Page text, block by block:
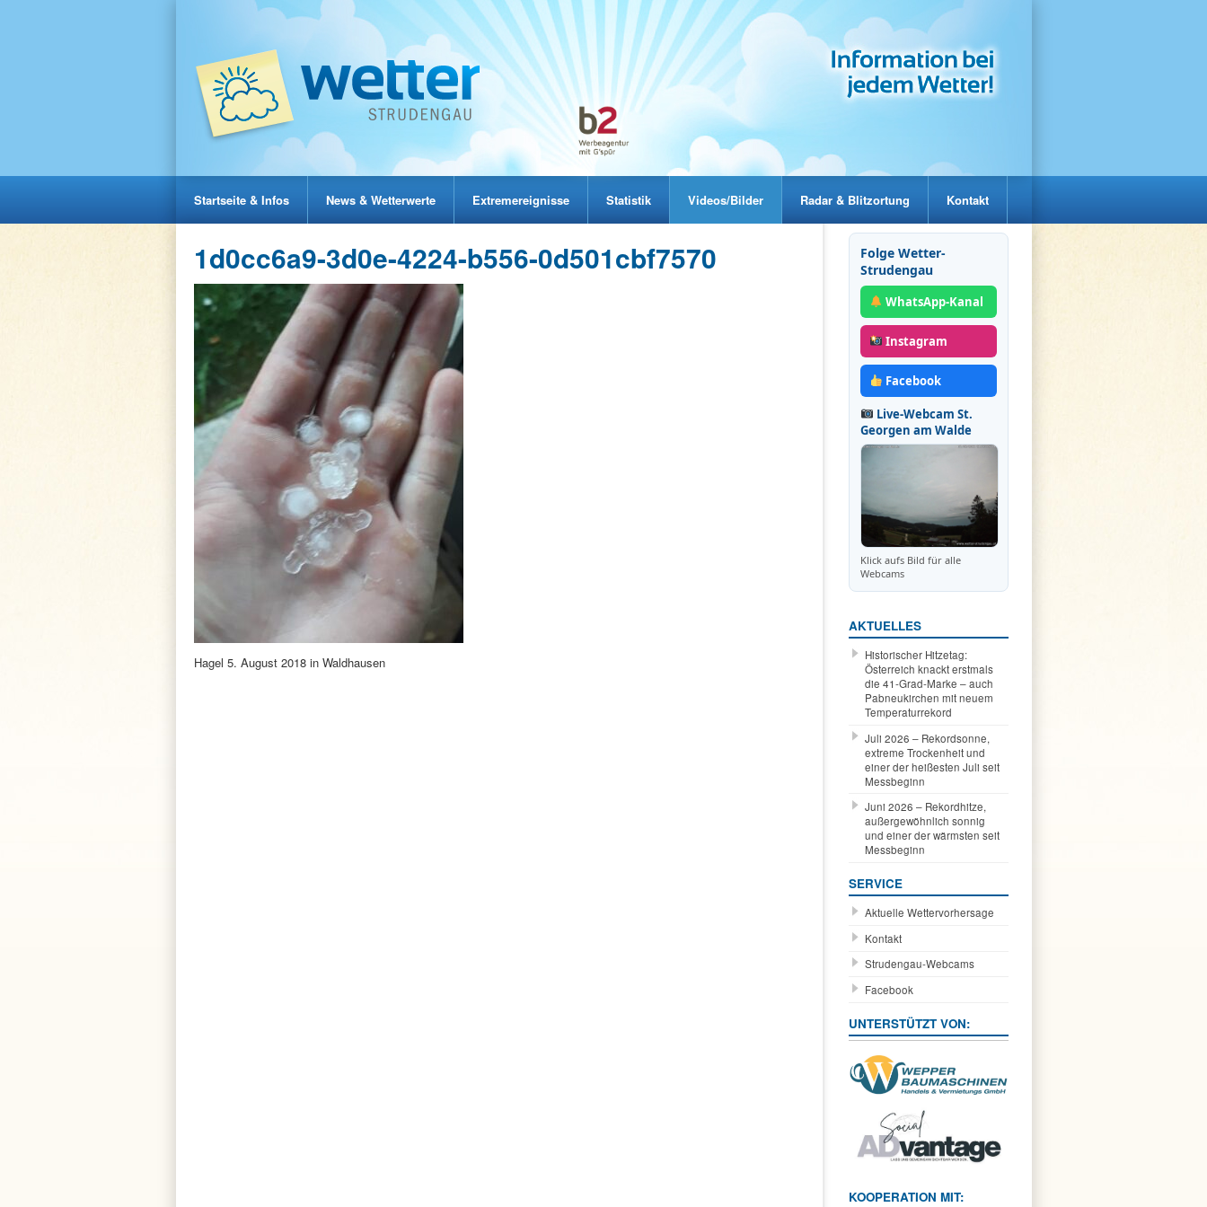
Startseite & Infos News & Wetterwerte Extremereignisse Statistik Videos/Bilder Radar & Blitzortung Kontakt
1d0cc6a9-3d0e-4224-b556-0d501cbf7570
Hagel 5. August 2018 in Waldhausen
Folge Wetter-
Strudengau
WhatsApp-Kanal
Instagram
Facebook
Live-Webcam St.
Georgen am Walde
Klick aufs Bild für alle
Webcams
AKTUELLES
Historischer Hitzetag:
Österreich knackt erstmals
die 41-Grad-Marke – auch
Pabneukirchen mit neuem
Temperaturrekord
Juli 2026 – Rekordsonne,
extreme Trockenheit und
einer der heißesten Juli seit
Messbeginn
Juni 2026 – Rekordhitze,
außergewöhnlich sonnig
und einer der wärmsten seit
Messbeginn
SERVICE
Aktuelle Wettervorhersage
Kontakt
Strudengau-Webcams
Facebook
UNTERSTÜTZT VON:
KOOPERATION MIT: